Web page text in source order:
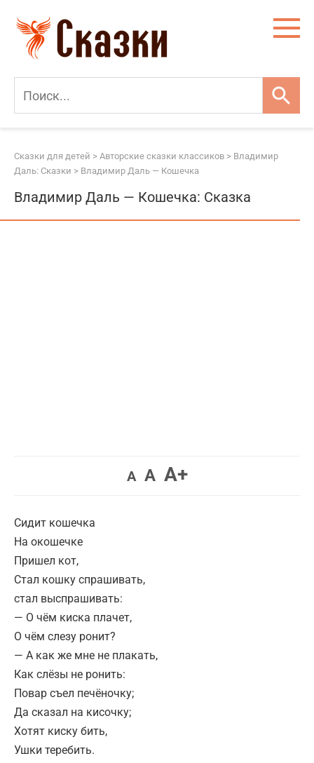
контенту
Сказки для детей > Авторские сказки классиков > Владимир
Даль: Сказки > Владимир Даль — Кошечка
Владимир Даль — Кошечка: Сказка
AУменьшить
AВернуть
A+Увеличить
Сидит кошечка
На окошечке
Пришел кот,
Стал кошку спрашивать,
стал выспрашивать:
— О чём киска плачет,
О чём слезу ронит?
— А как же мне не плакать,
Как слёзы не ронить:
Повар съел печёночку;
Да сказал на кисочку;
Хотят киску бить,
Ушки теребить.